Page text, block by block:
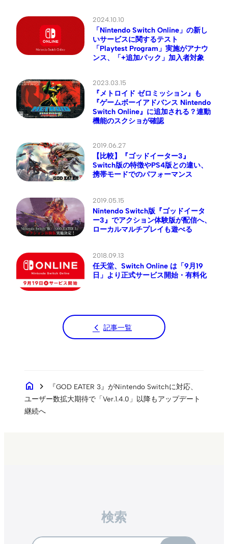
2024.10.10
「Nintendo Switch Online」の新し
いサービスに関するテスト
「Playtest Program」実施がアナウ
ンス、「+追加パック」加入者対象
2023.03.15
『メトロイド ゼロミッション』も
『ゲームボーイアドバンス Nintendo
Switch Online』に追加される？連動
機能のスクショが確認
2019.06.27
【比較】『ゴッドイーター3』
Switch版の特徴やPS4版との違い、
携帯モードでのパフォーマンス
2019.05.15
Nintendo Switch版『ゴッドイータ
ー3』でアクション体験版が配信へ、
ローカルマルチプレイも遊べる
2018.09.13
任天堂、Switch Online は「9月19
日」より正式サービス開始・有料化
記事一覧
home chevron_right
『GOD EATER 3』がNintendo Switchに対応、
ユーザー数拡大期待で「Ver.1.4.0」以降もアップデート
継続へ
検索